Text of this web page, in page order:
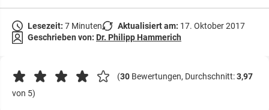
Lesezeit: 7 Minuten Aktualisiert am: 17. Oktober 2017
Geschrieben von: Dr. Philipp Hammerich
(30 Bewertungen, Durchschnitt:3,97
von 5)